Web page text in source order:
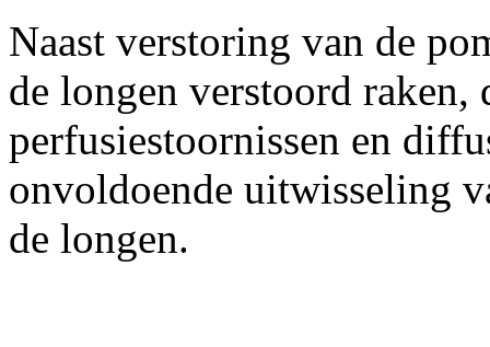
Naast verstoring van de
de longen verstoord
perfusiestoornissen en
onvoldoende uitwisseling
de longen.